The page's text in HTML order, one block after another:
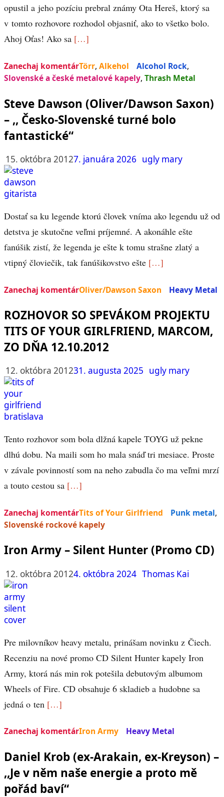
opustil a jeho pozíciu prebral známy Ota Hereš, ktorý sa
v tomto rozhovore rozhodol objasniť, ako to všetko bolo.
Ahoj Oťas! Ako sa […]
Zanechaj komentárTörr, Alkehol Alcohol Rock,
Slovenské a české metalové kapely, Thrash Metal
Steve Dawson (Oliver/Dawson Saxon)
– ,, Česko-Slovenské turné bolo
fantastické“
15. októbra 20127. januára 2026 ugly mary
Dostať sa ku legende ktorú človek vníma ako legendu už od
detstva je skutočne veľmi príjemné. A akonáhle ešte
fanúšik zistí, že legenda je ešte k tomu strašne zlatý a
vtipný človiečik, tak fanúšikovstvo ešte […]
Zanechaj komentárOliver/Dawson Saxon Heavy Metal
ROZHOVOR SO SPEVÁKOM PROJEKTU
TITS OF YOUR GIRLFRIEND, MARCOM,
ZO DŇA 12.10.2012
12. októbra 201231. augusta 2025 ugly mary
Tento rozhovor som bola dlžná kapele TOYG už pekne
dlhú dobu. Na maili som ho mala snáď tri mesiace. Proste
v závale povinností som na neho zabudla čo ma veľmi mrzí
a touto cestou sa […]
Zanechaj komentárTits of Your Girlfriend Punk metal,
Slovenské rockové kapely
Iron Army – Silent Hunter (Promo CD)
12. októbra 20124. októbra 2024 Thomas Kai
Pre milovníkov heavy metalu, prinášam novinku z Čiech.
Recenziu na nové promo CD Silent Hunter kapely Iron
Army, ktorá nás min rok potešila debutovým albumom
Wheels of Fire. CD obsahuje 6 skladieb a hudobne sa
jedná o ten […]
Zanechaj komentárIron Army Heavy Metal
Daniel Krob (ex-Arakain, ex-Kreyson) –
,,Je v něm naše energie a proto mě
pořád baví“